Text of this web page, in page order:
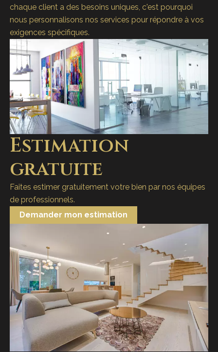
chaque client a des besoins uniques, c'est pourquoi
nous personnalisons nos services pour répondre à vos
exigences spécifiques.
Estimation
gratuite
Faites estimer gratuitement votre bien par nos équipes
de professionnels.
Demander mon estimation